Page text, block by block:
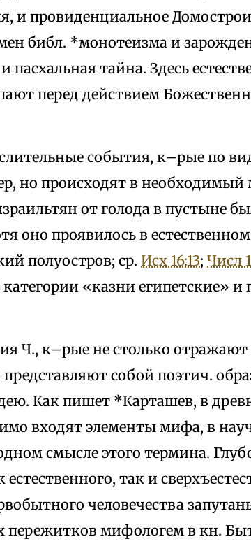
и провиденциальное
библ. *монотеизма и
тайна. Здесь
перед действием
события, к–рые по
но происходят в
от голода в пустыне
оно проявилось в
полуостров; ср. Исх 16:13; Числ
«казни египетские» и
Ч., к–рые не столько
собой поэтич.
Как пишет *Карташев, в
входят элементы мифа, в
смысле этого термина.
так и
человечества
пережитков мифологем в кн.